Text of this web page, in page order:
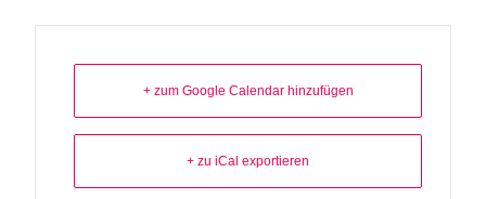
+ zum Google Calendar hinzufügen
+ zu iCal exportieren